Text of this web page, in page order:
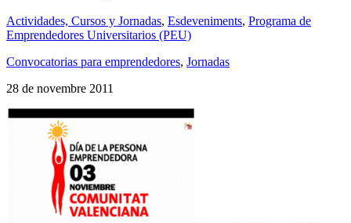
Actividades, Cursos y Jornadas, Esdeveniments, Programa de
Emprendedores Universitarios (PEU)
Convocatorias para emprendedores, Jornadas
28 de novembre 2011